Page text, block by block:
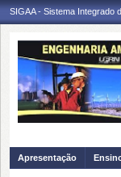
SIGAA - Sistema Integrado
Apresentação